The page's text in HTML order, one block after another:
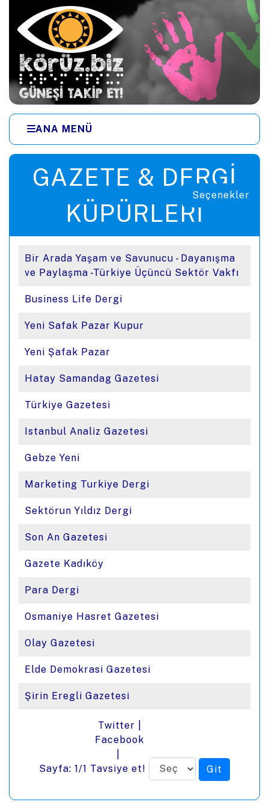
Ana içeriğe zıpla
ANA MENÜ
GAZETE & DERGI
KÜPÜRLERI
Seçenekler
Bir Arada Yaşam ve Savunucu - Dayanışma
ve Paylaşma -Türkiye Üçüncü Sektör Vakfı
Business Life Dergi
Yeni Safak Pazar Kupur
Yeni Şafak Pazar
Hatay Samandag Gazetesi
Türkiye Gazetesi
Istanbul Analiz Gazetesi
Gebze Yeni
Marketing Turkiye Dergi
Sektörun Yıldız Dergi
Son An Gazetesi
Gazete Kadıköy
Para Dergi
Osmaniye Hasret Gazetesi
Olay Gazetesi
Elde Demokrasi Gazetesi
Şirin Eregli Gazetesi
Sayfa: 1/1
Twitter
Facebook
Tavsiye et!
Menüye zıpla